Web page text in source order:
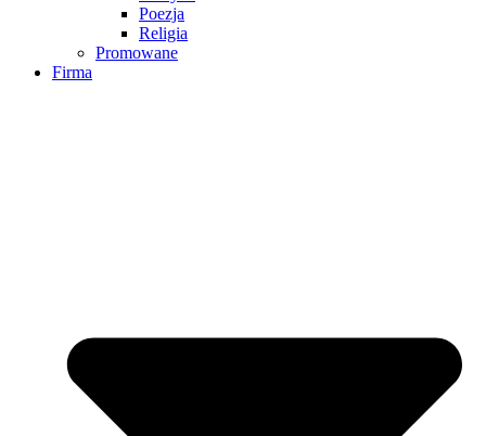
Poezja
Religia
Promowane
Firma